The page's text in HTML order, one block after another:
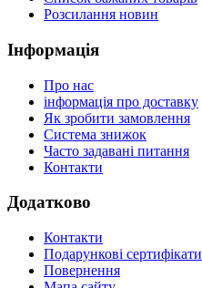
Розсилання новин
Інформація
Про нас
інформація про доставку
Як зробити замовлення
Система знижок
Часто задавані питання
Контакти
Додатково
Контакти
Подарункові сертифікати
Повернення